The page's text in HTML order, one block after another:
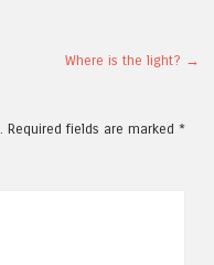
Where is the light? →
Required fields are marked *